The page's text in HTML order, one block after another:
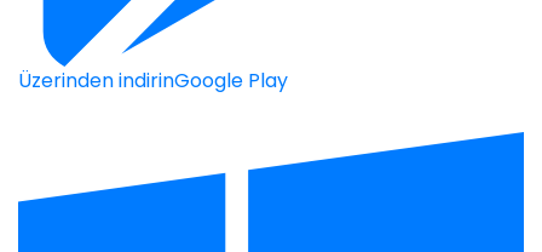
Üzerinden indirinGoogle Play